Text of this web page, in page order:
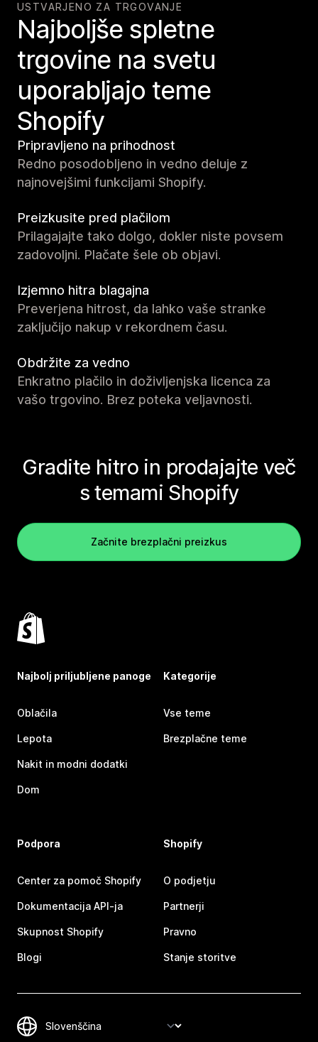
USTVARJENO ZA TRGOVANJE
Najboljše spletne
trgovine na svetu
uporabljajo teme
Shopify
Pripravljeno na prihodnost
Redno posodobljeno in vedno deluje z
najnovejšimi funkcijami Shopify.
Preizkusite pred plačilom
Prilagajajte tako dolgo, dokler niste povsem
zadovoljni. Plačate šele ob objavi.
Izjemno hitra blagajna
Preverjena hitrost, da lahko vaše stranke
zaključijo nakup v rekordnem času.
Obdržite za vedno
Enkratno plačilo in doživljenjska licenca za
vašo trgovino. Brez poteka veljavnosti.
Gradite hitro in prodajajte več
s temami Shopify
Začnite brezplačni preizkus
Najbolj priljubljene panoge
Oblačila
Lepota
Nakit in modni dodatki
Dom
Kategorije
Vse teme
Brezplačne teme
Podpora
Center za pomoč Shopify
Dokumentacija API-ja
Skupnost Shopify
Blogi
Shopify
O podjetju
Partnerji
Pravno
Stanje storitve